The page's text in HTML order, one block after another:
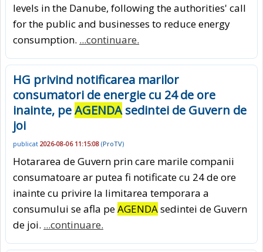
levels in the Danube, following the authorities' call
for the public and businesses to reduce energy
consumption. ...continuare.
HG privind notificarea marilor
consumatori de energie cu 24 de ore
inainte, peAGENDAsedintei de Guvern de
joi
publicat 2026-08-06 11:15:08 (ProTV)
Hotararea de Guvern prin care marile companii
consumatoare ar putea fi notificate cu 24 de ore
inainte cu privire la limitarea temporara a
consumului se afla peAGENDAsedintei de Guvern
de joi. ...continuare.